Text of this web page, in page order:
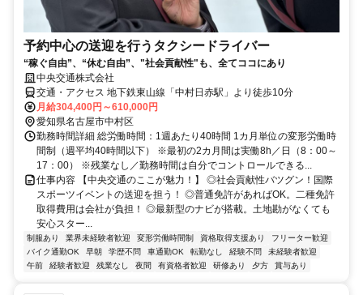
予約中心の送迎を行うタクシードライバー
“稼ぐ自由”、“休む自由”、"社会貢献性"も、全てココにあり
中央交通株式会社
交通・アクセス 地下鉄東山線「中村日赤駅」より徒歩10分
月給304,400円～610,000円
愛知県名古屋市中村区
勤務時間詳細 総労働時間：1週あたり40時間 1カ月単位の変形労働時
間制（週平均40時間以下） ※最初の2カ月間は実働8h／日（8：00～
17：00） ※残業なし／勤務時間は自分でコントロールできる...
仕事内容 【中央交通のここが魅力！】 ◎社会貢献性バツグン！国際
スポーツイベントの送迎を担う！ ◎普通免許があればOK。二種免許
取得費用は会社が負担！ ◎最新型のナビが搭載。土地勘がなくても
安心スター...
制服あり 業界未経験者歓迎 変形労働時間制 資格取得支援あり
フリーター歓迎
バイク通勤OK
早朝 学歴不問 車通勤OK 転勤なし 経験不問
未経験者歓迎
午前
経験者歓迎 残業なし 夜間 有資格者歓迎 研修あり 夕方 賞与あり